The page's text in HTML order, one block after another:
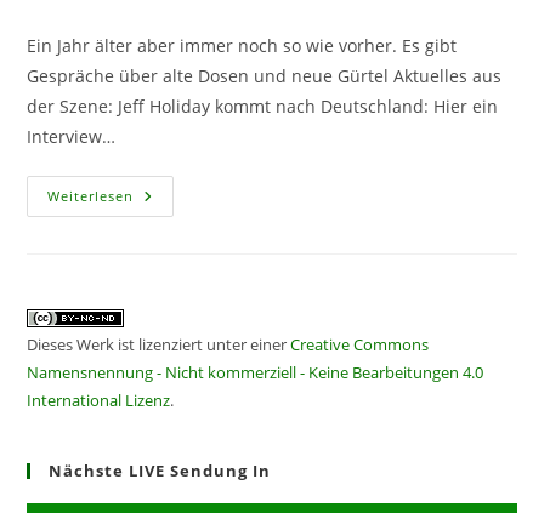
Ein Jahr älter aber immer noch so wie vorher. Es gibt
Gespräche über alte Dosen und neue Gürtel Aktuelles aus
der Szene: Jeff Holiday kommt nach Deutschland: Hier ein
Interview…
Weiterlesen CF051
–
Dieses Werk ist lizenziert unter einerCreative Commons
Namensnennung - Nicht kommerziell - Keine Bearbeitungen 4.0
International Lizenz.
Nächste LIVE Sendung In